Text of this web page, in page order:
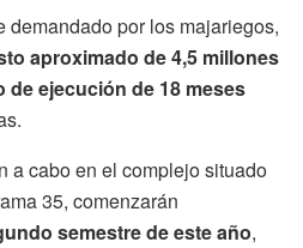
demandado por los majariegos,
aproximado de 4,5 millones
de ejecución de 18 meses
a cabo en el complejo situado
35, comenzarán
semestre de este año,